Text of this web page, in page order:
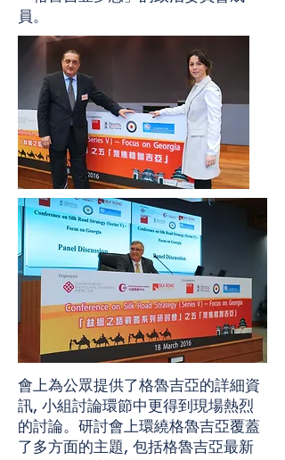
員。
會上為公眾提供了格魯吉亞的詳細資
訊, 小組討論環節中更得到現場熱烈
的討論。研討會上環繞格魯吉亞覆蓋
了多方面的主題, 包括格魯吉亞最新